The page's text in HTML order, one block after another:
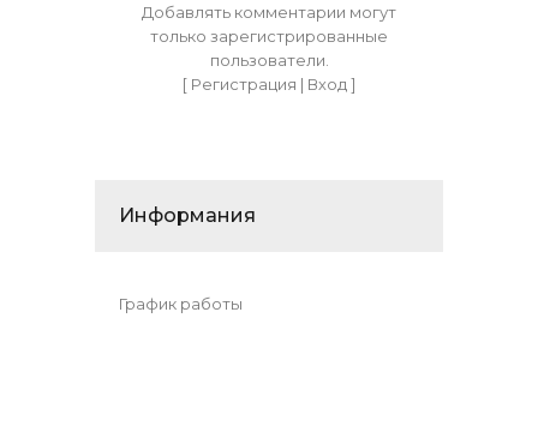
Добавлять комментарии могут
только зарегистрированные
пользователи.
[ Регистрация | Вход]
Информания
График работы